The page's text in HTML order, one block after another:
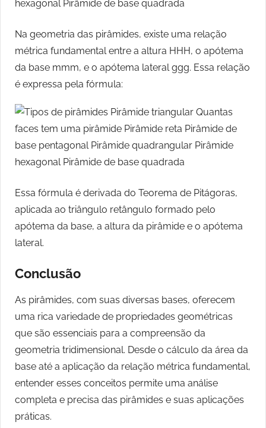
Na geometria das pirâmides, existe uma relação
métrica fundamental entre a altura HHH, o apótema
da base mmm, e o apótema lateral ggg. Essa relação
é expressa pela fórmula:
Essa fórmula é derivada do Teorema de Pitágoras,
aplicada ao triângulo retângulo formado pelo
apótema da base, a altura da pirâmide e o apótema
lateral.
Conclusão
As pirâmides, com suas diversas bases, oferecem
uma rica variedade de propriedades geométricas
que são essenciais para a compreensão da
geometria tridimensional. Desde o cálculo da área da
base até a aplicação da relação métrica fundamental,
entender esses conceitos permite uma análise
completa e precisa das pirâmides e suas aplicações
práticas.